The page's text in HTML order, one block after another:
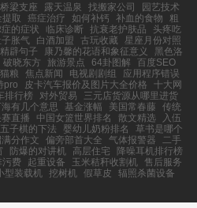
桥梁支座 露天温泉 找搬家公司
园艺技术
取 癌症治疗 如何补钙 补血的食物
粗
的症状 临床诊断 抗衰老护肤品
头疼吃
子胀气 白酒加盟 古玩收藏 星座月份对照
辟句子 康乃馨的花语和象征意义
黑色洛
破晓东方 旅游景点 64卦图解
百度SEO
粮 焦点新闻 电视剧剧组
应用程序错误
pro 皮卡汽车报价及图片大全价格
十大网
排行榜 对外贸易
三元店货源从哪里进货
有几个意思 基金涨幅 美国常春藤
传统
赛直播 中国女篮世界排名 散文精选
入伍
五子棋的下法 婴幼儿奶粉排名
草书是哪个
分作文 偏旁部首大全 气体报警器
二手
防爆的对讲机 高层住宅
降噪耳机排行榜
污费 起重设备 玉米秸秆收割机 售后服务
型装载机 挖树机 假草皮 辐照杀菌设备